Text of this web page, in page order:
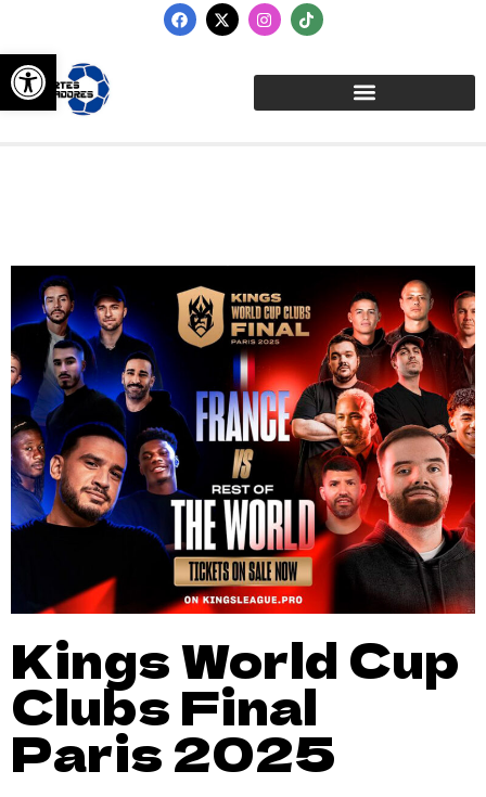
Abrir barra de herramientas
Kings World Cup
Clubs Final
Paris 2025